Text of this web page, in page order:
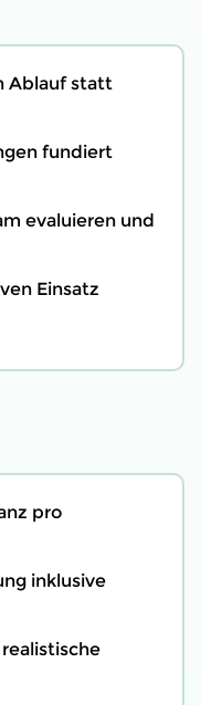
Ablauf statt
fundiert
evaluieren und
Einsatz
pro
inklusive